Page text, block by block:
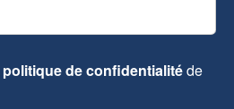
politique de confidentialitéde